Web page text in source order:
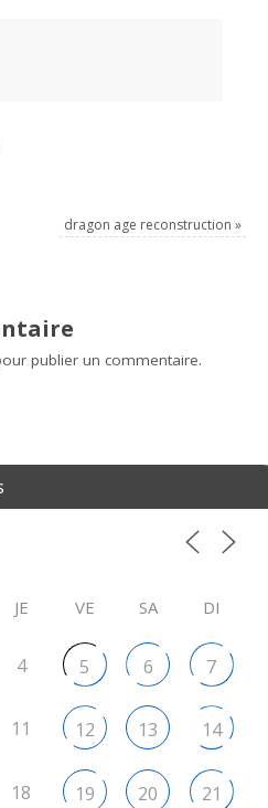
dragon age reconstruction »
publier un commentaire.
JE VE SA DI
4 5 6 7
11 12 13 14
18 19 20 21